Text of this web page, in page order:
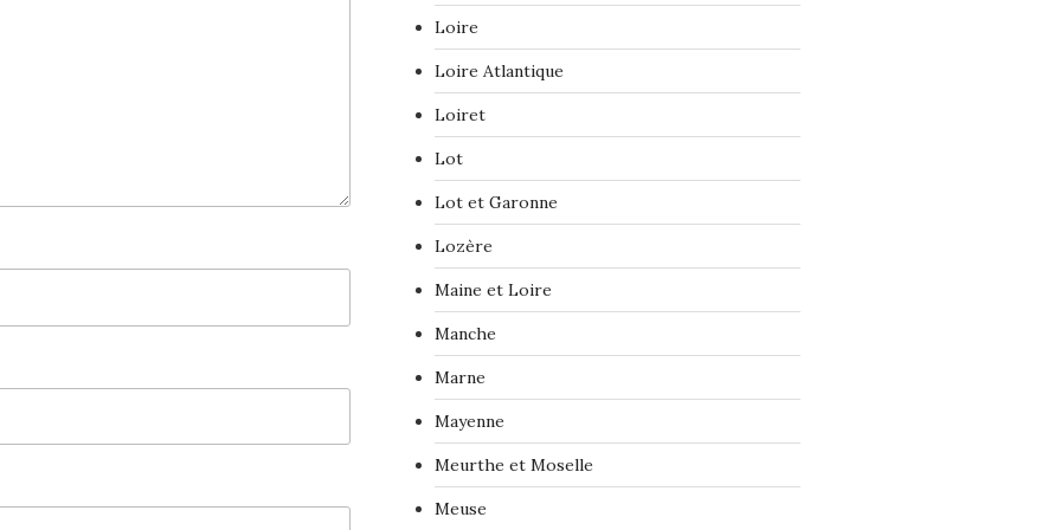
Loire
Loire Atlantique
Loiret
Lot
Lot et Garonne
Lozère
Maine et Loire
Manche
Marne
Mayenne
Meurthe et Moselle
Meuse